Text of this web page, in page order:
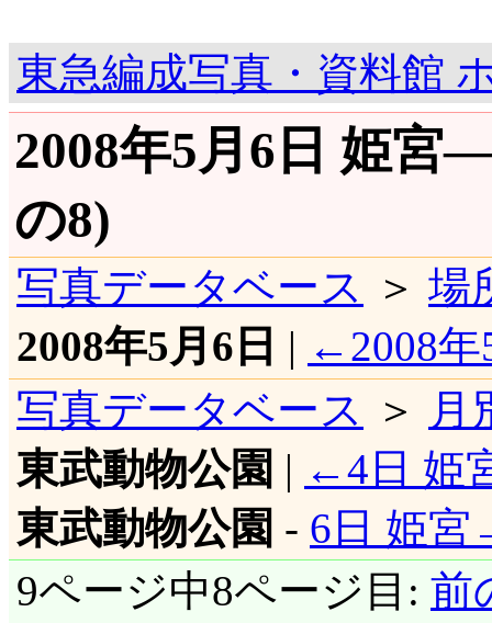
東急編成写真・資料館
2008年5月6日 姫宮
の8)
写真データベース ＞ 場
2008年5月6日 | ←2008年
写真データベース
＞
月
東武動物公園 | ←4日 姫
東武動物公園 - 6日 姫
9ページ中8ページ目: 前